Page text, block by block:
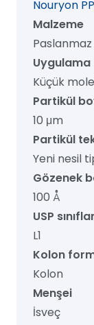
adet
Nouryon
Malzeme
Uygulama
Küçük
Partikül
10 μm
Partikül
Yeni nesil
Gözenek
100 Å
USP
L1
Kolon
Kolon
Menşei
İsveç